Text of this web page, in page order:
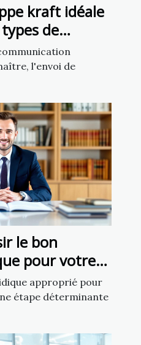
kraft idéale
de
l'envoi de
le bon
pour votre
approprié pour
étape déterminante